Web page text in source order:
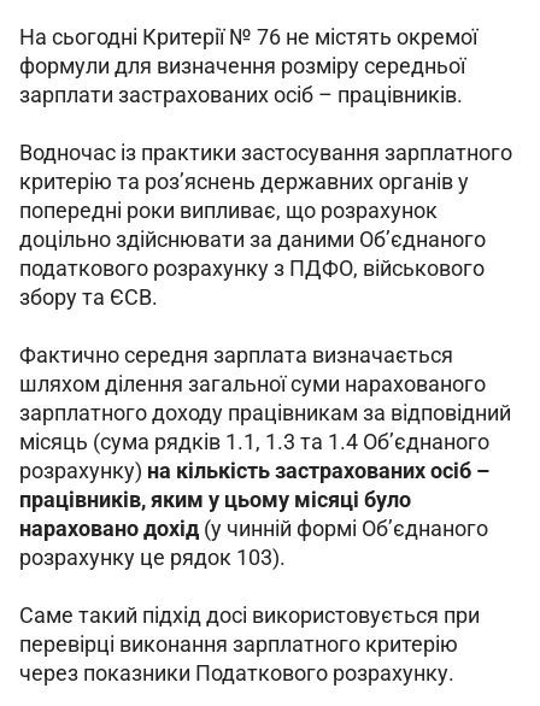
На сьогодні Критерії № 76 не містять окремої
формули для визначення розміру середньої
зарплати застрахованих осіб – працівників.
Водночас із практики застосування зарплатного
критерію та роз’яснень державних органів у
попередні роки випливає, що розрахунок
доцільно здійснювати за даними Об’єднаного
податкового розрахунку з ПДФО, військового
збору та ЄСВ.
Фактично середня зарплата визначається
шляхом ділення загальної суми нарахованого
зарплатного доходу працівникам за відповідний
місяць (сума рядків 1.1, 1.3 та 1.4 Об’єднаного
розрахунку) на кількість застрахованих осіб –
працівників, яким у цьому місяці було
нараховано дохід (у чинній формі Об’єднаного
розрахунку це рядок 103).
Саме такий підхід досі використовується при
перевірці виконання зарплатного критерію
через показники Податкового розрахунку.